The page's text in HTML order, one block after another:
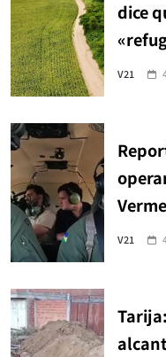
dice
V21
V21